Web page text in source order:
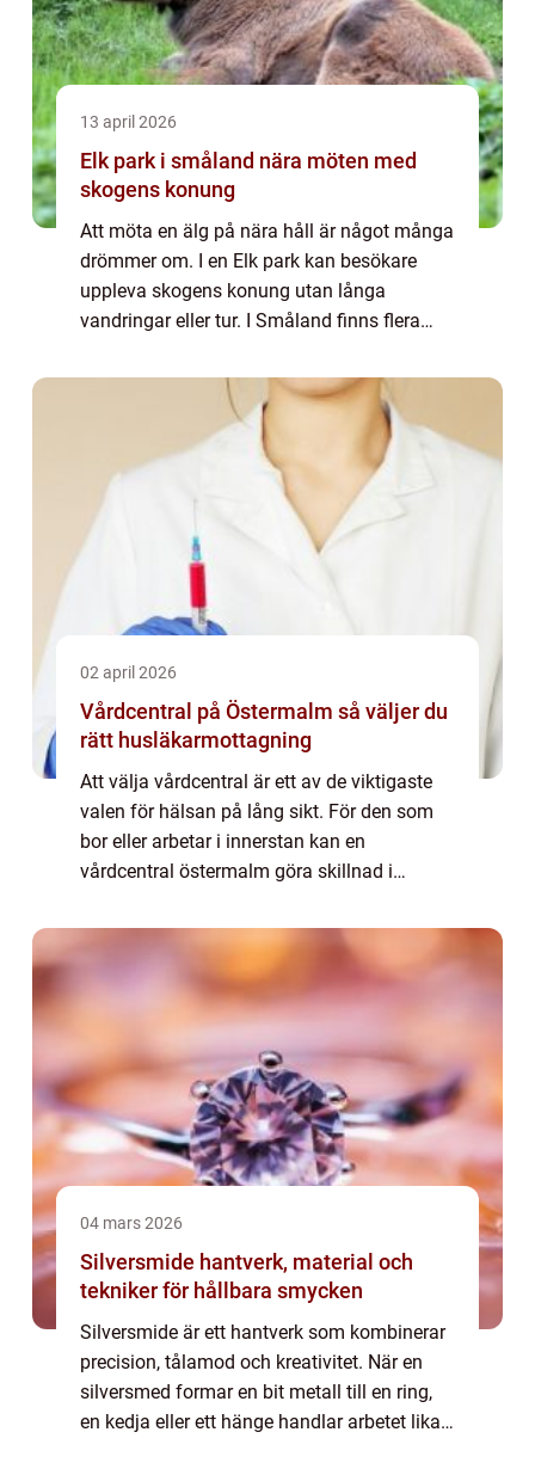
13 april 2026
Elk park i småland nära möten med
skogens konung
Att möta en älg på nära håll är något många
drömmer om. I en Elk park kan besökare
uppleva skogens konung utan långa
vandringar eller tur. I Småland finns flera
där besökare vandrar längs trygga gångar
02 april 2026
Vårdcentral på Östermalm så väljer du
rätt husläkarmottagning
Att välja vårdcentral är ett av de viktigaste
valen för hälsan på lång sikt. För den som
bor eller arbetar i innerstan kan en
vårdcentral östermalm göra skillnad i
lättare att ta tag i besvär i tid, följa upp ...
04 mars 2026
Silversmide hantverk, material och
tekniker för hållbara smycken
Silversmide är ett hantverk som kombinerar
precision, tålamod och kreativitet. När en
silversmed formar en bit metall till en ring,
en kedja eller ett hänge handlar arbetet lika